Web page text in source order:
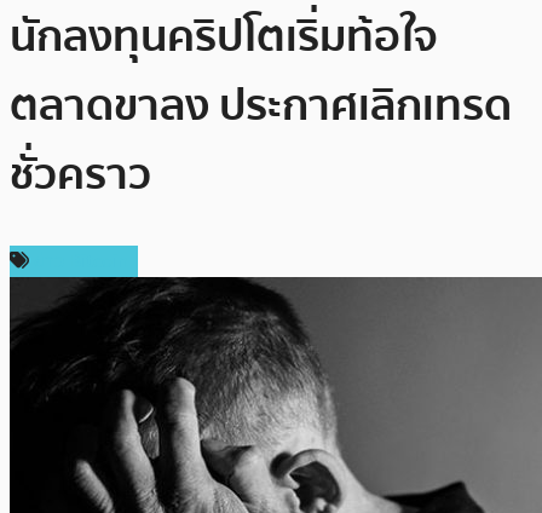
นักลงทุนคริปโตเริ่มท้อใจ
ตลาดขาลง ประกาศเลิกเทรด
ชั่วคราว